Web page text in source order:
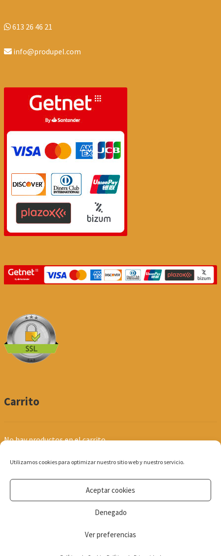
Utilizamos cookies para optimizar nuestro sitio web y nuestro servicio.
Aceptar cookies
Denegado
Ver preferencias
613 26 46 21
info@produpel.com
Carrito
No hay productos en el carrito.
© Produpel | Productos de Peluquería y Estética 2026